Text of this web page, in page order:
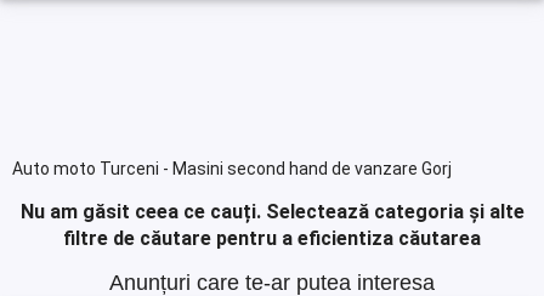
Auto moto Turceni - Masini second hand de vanzare Gorj
Nu am găsit ceea ce cauți. Selectează categoria și alte
filtre de căutare pentru a eficientiza căutarea
Anunțuri care te-ar putea interesa